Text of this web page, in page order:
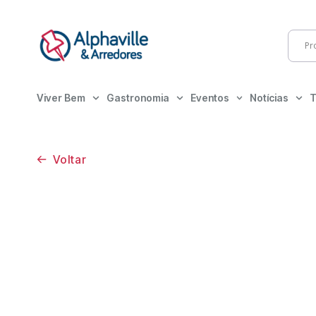
Viver Bem Gastronomia Eventos Notícias
Voltar